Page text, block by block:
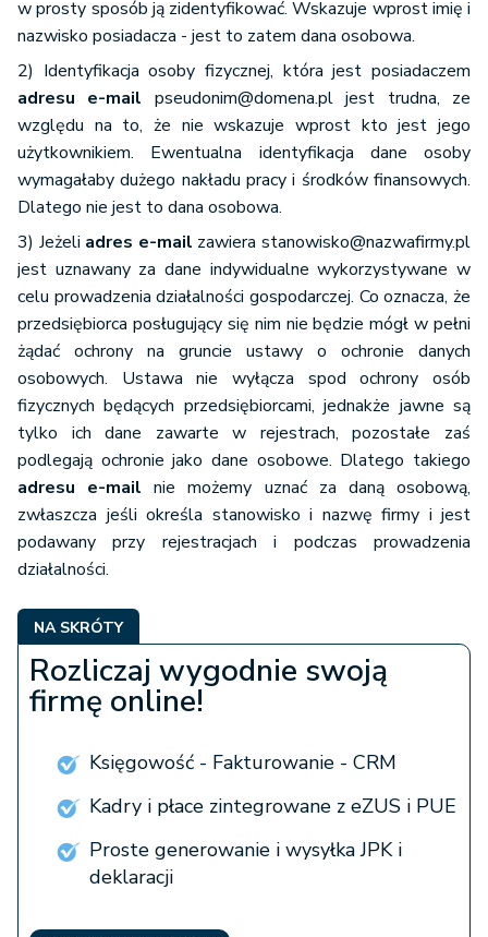
w prosty sposób ją zidentyfikować. Wskazuje wprost imię i
nazwisko posiadacza - jest to zatem dana osobowa.
2) Identyfikacja osoby fizycznej, która jest posiadaczem
adresu e-mail pseudonim@domena.pl jest trudna, ze
względu na to, że nie wskazuje wprost kto jest jego
użytkownikiem. Ewentualna identyfikacja dane osoby
wymagałaby dużego nakładu pracy i środków finansowych.
Dlatego nie jest to dana osobowa.
3) Jeżeli adres e-mail zawiera stanowisko@nazwafirmy.pl
jest uznawany za dane indywidualne wykorzystywane w
celu prowadzenia działalności gospodarczej. Co oznacza, że
przedsiębiorca posługujący się nim nie będzie mógł w pełni
żądać ochrony na gruncie ustawy o ochronie danych
osobowych. Ustawa nie wyłącza spod ochrony osób
fizycznych będących przedsiębiorcami, jednakże jawne są
tylko ich dane zawarte w rejestrach, pozostałe zaś
podlegają ochronie jako dane osobowe. Dlatego takiego
adresu e-mail nie możemy uznać za daną osobową,
zwłaszcza jeśli określa stanowisko i nazwę firmy i jest
podawany przy rejestracjach i podczas prowadzenia
działalności.
NA SKRÓTY
Rozliczaj wygodnie swoją
firmę online!
Księgowość - Fakturowanie - CRM
Kadry i płace zintegrowane z eZUS i PUE
Proste generowanie i wysyłka JPK i
deklaracji